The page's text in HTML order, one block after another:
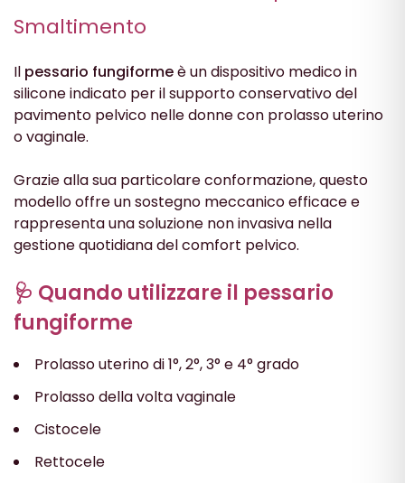
Smaltimento
Il pessario fungiformeè un dispositivo medico in
silicone indicato per il supporto conservativo del
pavimento pelvico nelle donne con prolasso uterino
o vaginale.
Grazie alla sua particolare conformazione, questo
modello offre un sostegno meccanico efficace e
rappresenta una soluzione non invasiva nella
gestione quotidiana del comfort pelvico.
🩺 Quando utilizzare il pessario
fungiforme
Prolasso uterino di 1°, 2°, 3° e 4° grado
Prolasso della volta vaginale
Cistocele
Rettocele